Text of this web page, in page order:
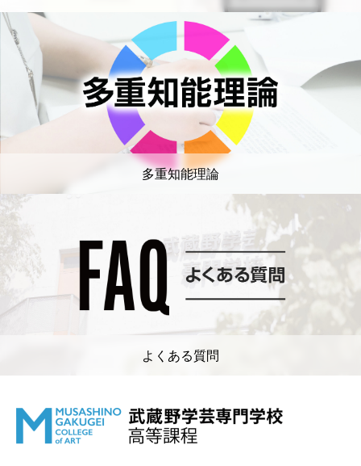
多重知能理論
よくある質問